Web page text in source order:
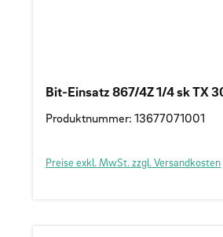
Bit-Einsatz 867/4Z 1/4 sk TX
Produktnummer: 13677071001
Preise exkl. MwSt. zzgl. Versandkosten